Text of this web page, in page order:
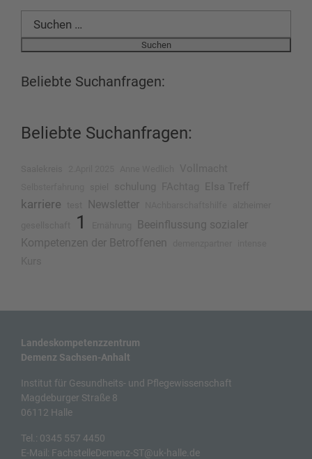
Suchen
nach:
Beliebte Suchanfragen:
Beliebte Suchanfragen:
Elsa Treff
karriere Newsletter
1
Beeinflussung sozialer
Kompetenzen der Betroffenen
Landeskompetenzzentrum
Demenz Sachsen-Anhalt
Institut für Gesundheits- und Pflegewissenschaft
Magdeburger Straße 8
06112 Halle
Tel.: 0345 557 4450
E-Mail: FachstelleDemenz-ST@uk-halle.de